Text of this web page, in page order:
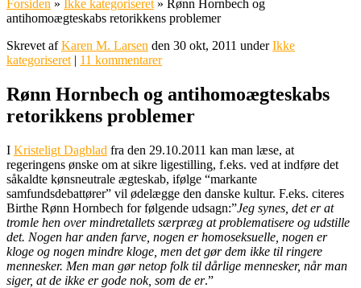
Forsiden » Ikke kategoriseret » Rønn Hornbech og
antihomoægteskabs retorikkens problemer
Skrevet afKaren M. Larsen den 30 okt, 2011 underIkke
kategoriseret | 11 kommentarer
Rønn Hornbech og antihomoægteskabs
retorikkens problemer
I Kristeligt Dagblad fra den 29.10.2011 kan man læse, at
regeringens ønske om at sikre ligestilling, f.eks. ved at indføre det
såkaldte kønsneutrale ægteskab, ifølge “markante
samfundsdebattører” vil ødelægge den danske kultur. F.eks. citeres
Birthe Rønn Hornbech for følgende udsagn:”Jeg synes, det er at
tromle hen over mindretallets særpræg at problematisere og udstille
det. Nogen har anden farve, nogen er homoseksuelle, nogen er
kloge og nogen mindre kloge, men det gør dem ikke til ringere
mennesker. Men man gør netop folk til dårlige mennesker, når man
siger, at de ikke er gode nok, som de er.”